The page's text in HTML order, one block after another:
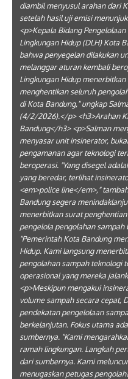
diambil menyusul arahan dari
setelah hasil uji emisi
<p>Kepala Bidang
Lingkungan Hidup (DLH) Kota
bahwa penyegelan dilakukan
melanggar aturan kembali
Lingkungan Hidup menerbitkan
menghentikan seluruh
di Kota Bandung," ungkap
(4/2/2026).</p> <h3>Arahan
Bandung</h3> <p>Salman
menyasar unit insinerator,
pengamanan agar teknologi
beroperasi. "Yang disegel
yang beredar, terlihat
<em>police line</em>,"
Bandung segera
menerbitkan surat
pengelola pengolahan
"Pemerintah Kota Bandung
Hidup. Kami langsung
pengolahan sampah teknologi
operasional yang mereka
<p>Meskipun mengakui
volume sampah secara cepat,
pendekatan pengelolaan
berkelanjutan. Fokus utama
sumbernya. "Kami
ramah lingkungan. Langkah
dari sumbernya. Kami
menugaskan petugas